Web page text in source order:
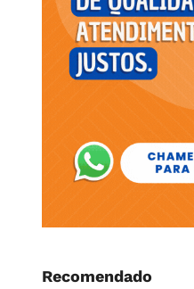
Recomendado